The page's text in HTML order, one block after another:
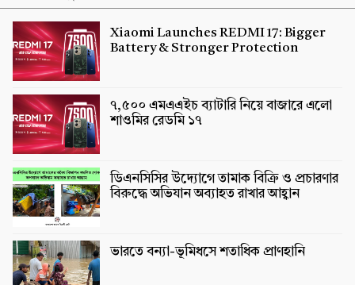
Xiaomi Launches REDMI 17: Bigger
Battery & Stronger Protection
৭,৫০০ এমএএইচ ব্যাটারি নিয়ে বাজারে এলো
শাওমির রেডমি ১৭
ডিএনসিসির উদ্যোগে তামাক বিক্রি ও প্রচারণার
বিরুদ্ধে অভিযান অব্যাহত রাখার আহ্বান
ভারতে বন্যা-ভূমিধসে শতাধিক প্রাণহানি